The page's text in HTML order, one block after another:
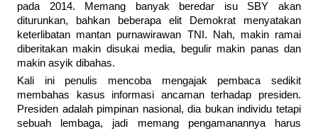
pada 2014. Memang banyak beredar isu SBY akan
diturunkan, bahkan beberapa elit Demokrat menyatakan
keterlibatan mantan purnawirawan TNI. Nah, makin ramai
diberitakan makin disukai media, begulir makin panas dan
makin asyik dibahas.
Kali ini penulis mencoba mengajak pembaca sedikit
membahas kasus informasi ancaman terhadap presiden.
Presiden adalah pimpinan nasional, dia bukan individu tetapi
sebuah lembaga, jadi memang pengamanannya harus